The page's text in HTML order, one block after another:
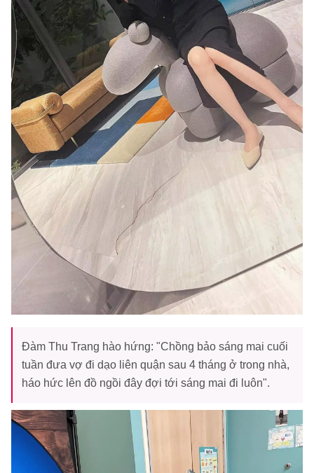
Đàm Thu Trang hào hứng: "Chồng bảo sáng mai cuối
tuần đưa vợ đi dạo liên quận sau 4 tháng ở trong nhà,
háo hức lên đồ ngồi đây đợi tới sáng mai đi luôn".